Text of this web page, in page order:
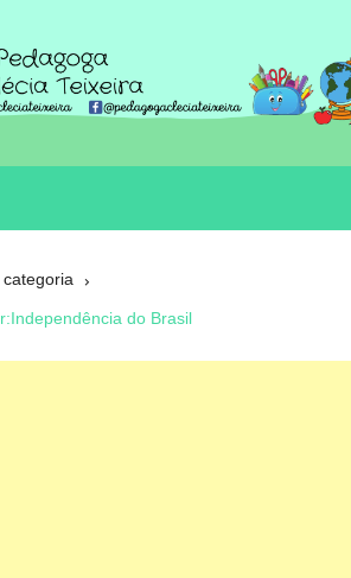
categoria
do Brasil